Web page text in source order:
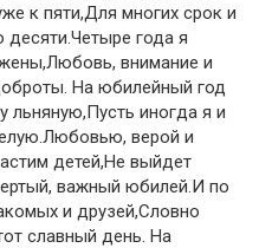
к пяти,Для многих срок и
года я
внимание и
На юбилейный год
льняную,Пусть иногда я и
верой и
детей,Не выйдет
важный юбилей.И по
и друзей,Словно
славный день. На